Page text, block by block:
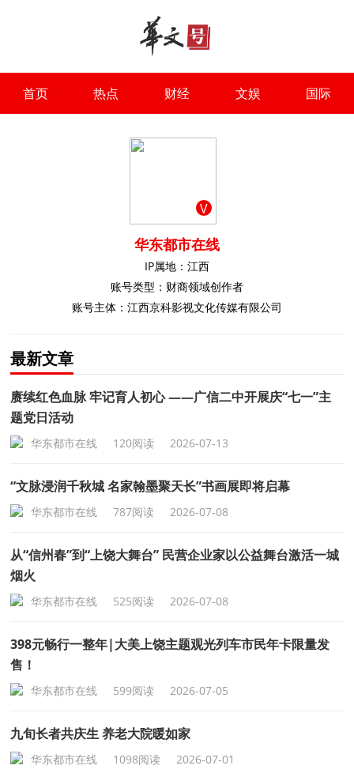
首页 热点 财经 文娱 国际
V
华东都市在线
IP属地：江西
账号类型：财商领域创作者
账号主体：江西京科影视文化传媒有限公司
最新文章
赓续红色血脉 牢记育人初心 ——广信二中开展庆“七一”主
题党日活动
华东都市在线 120阅读 2026-07-13
“文脉浸润千秋城 名家翰墨聚天长”书画展即将启幕
华东都市在线 787阅读 2026-07-08
从“信州春”到“上饶大舞台” 民营企业家以公益舞台激活一城
烟火
华东都市在线 525阅读 2026-07-08
398元畅行一整年|大美上饶主题观光列车市民年卡限量发
售！
华东都市在线 599阅读 2026-07-05
九旬长者共庆生 养老大院暖如家
华东都市在线 1098阅读 2026-07-01